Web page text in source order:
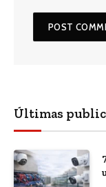
Últimas